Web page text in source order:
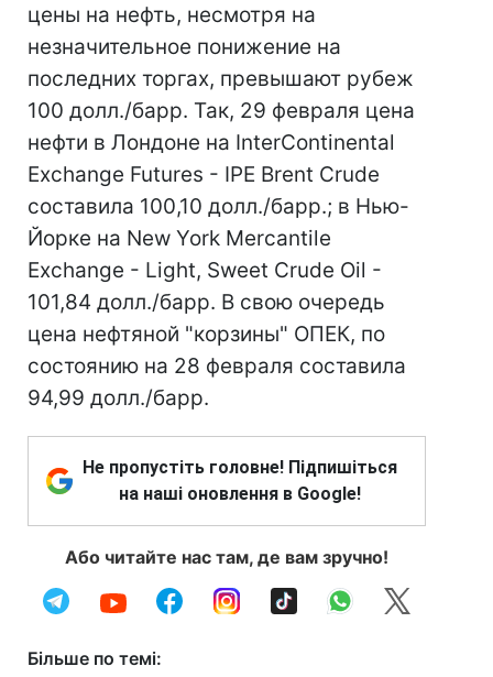
цены на нефть, несмотря на
незначительное понижение на
последних торгах, превышают рубеж
100 долл./барр. Так, 29 февраля цена
нефти в Лондоне на InterContinental
Exchange Futures - IPE Brent Crude
составила 100,10 долл./барр.; в Нью-
Йорке на New York Mercantile
Exchange - Light, Sweet Crude Oil -
101,84 долл./барр. В свою очередь
цена нефтяной "корзины" ОПЕК, по
состоянию на 28 февраля составила
94,99 долл./барр.
Не пропустіть головне! Підпишіться
на наші оновлення в Google!
Або читайте нас там, де вам зручно!
Більше по темі: